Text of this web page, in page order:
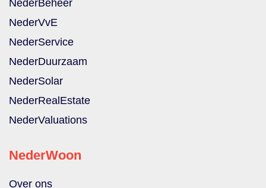
NederBeheer
NederVvE
NederService
NederDuurzaam
NederSolar
NederRealEstate
NederValuations
NederWoon
Over ons